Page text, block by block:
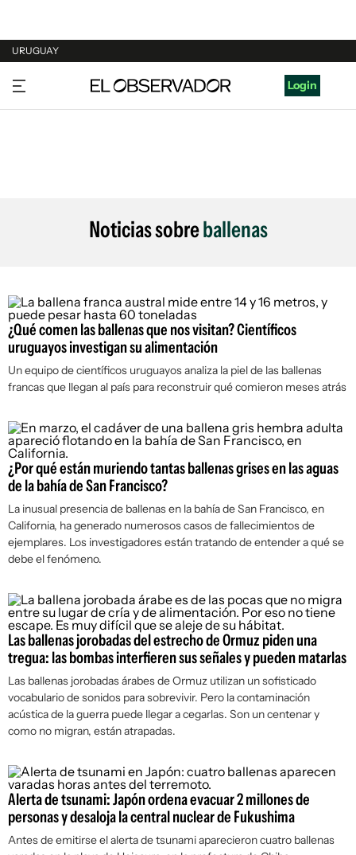
URUGUAY
URUGUAY
ARGENTINA
Login
Noticias sobreballenas
¿Qué comen las ballenas que nos visitan? Científicos
uruguayos investigan su alimentación
Un equipo de científicos uruguayos analiza la piel de las ballenas
francas que llegan al país para reconstruir qué comieron meses atrás
¿Por qué están muriendo tantas ballenas grises en las aguas
de la bahía de San Francisco?
La inusual presencia de ballenas en la bahía de San Francisco, en
California, ha generado numerosos casos de fallecimientos de
ejemplares. Los investigadores están tratando de entender a qué se
debe el fenómeno.
Las ballenas jorobadas del estrecho de Ormuz piden una
tregua: las bombas interfieren sus señales y pueden matarlas
Las ballenas jorobadas árabes de Ormuz utilizan un sofisticado
vocabulario de sonidos para sobrevivir. Pero la contaminación
acústica de la guerra puede llegar a cegarlas. Son un centenar y
como no migran, están atrapadas.
Alerta de tsunami: Japón ordena evacuar 2 millones de
personas y desaloja la central nuclear de Fukushima
Antes de emitirse el alerta de tsunami aparecieron cuatro ballenas